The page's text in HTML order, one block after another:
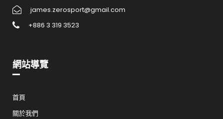
james.zerosport@gmail.com
+886 3 319 3523
網站導覽
首頁
關於我們